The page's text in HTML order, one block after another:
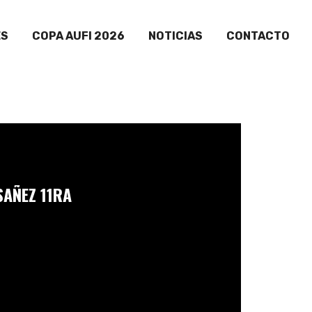
COPA AUFI 2026 NOTICIAS CONTACTO
11RA